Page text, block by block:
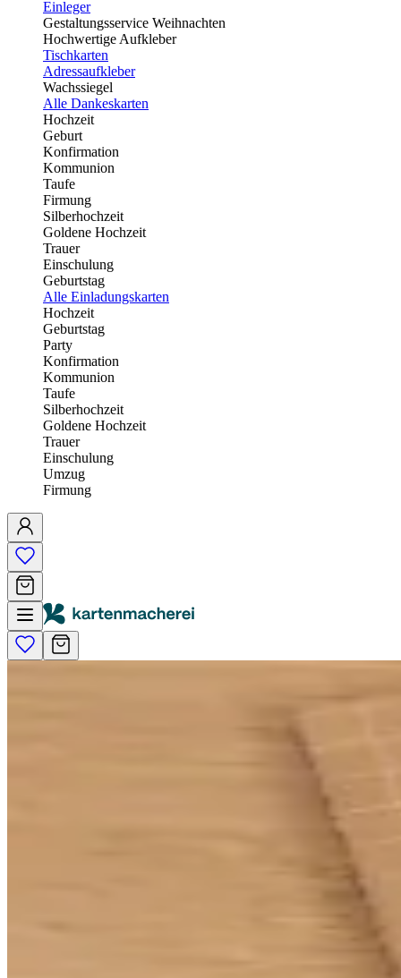
Einleger
Gestaltungsservice Weihnachten
Hochwertige Aufkleber
Tischkarten
Adressaufkleber
Wachssiegel
Alle Dankeskarten
Hochzeit
Geburt
Konfirmation
Kommunion
Taufe
Firmung
Silberhochzeit
Goldene Hochzeit
Trauer
Einschulung
Geburtstag
Alle Einladungskarten
Hochzeit
Geburtstag
Party
Konfirmation
Kommunion
Taufe
Silberhochzeit
Goldene Hochzeit
Trauer
Einschulung
Umzug
Firmung